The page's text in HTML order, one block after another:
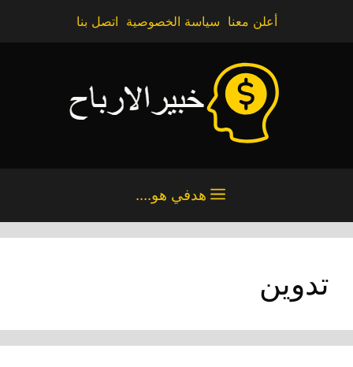
أعلن معنا سياسة الخصوصية اتصل بنا
هدفي هو....
تدوين